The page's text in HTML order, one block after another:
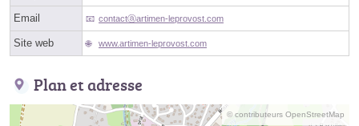
Email contactⓐartimen-leprovost.com
Site web www.artimen-leprovost.com
Plan et adresse
© contributeurs OpenStreetMap